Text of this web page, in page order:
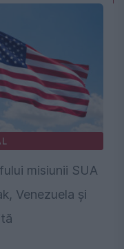
misiunii SUA
Venezuela și